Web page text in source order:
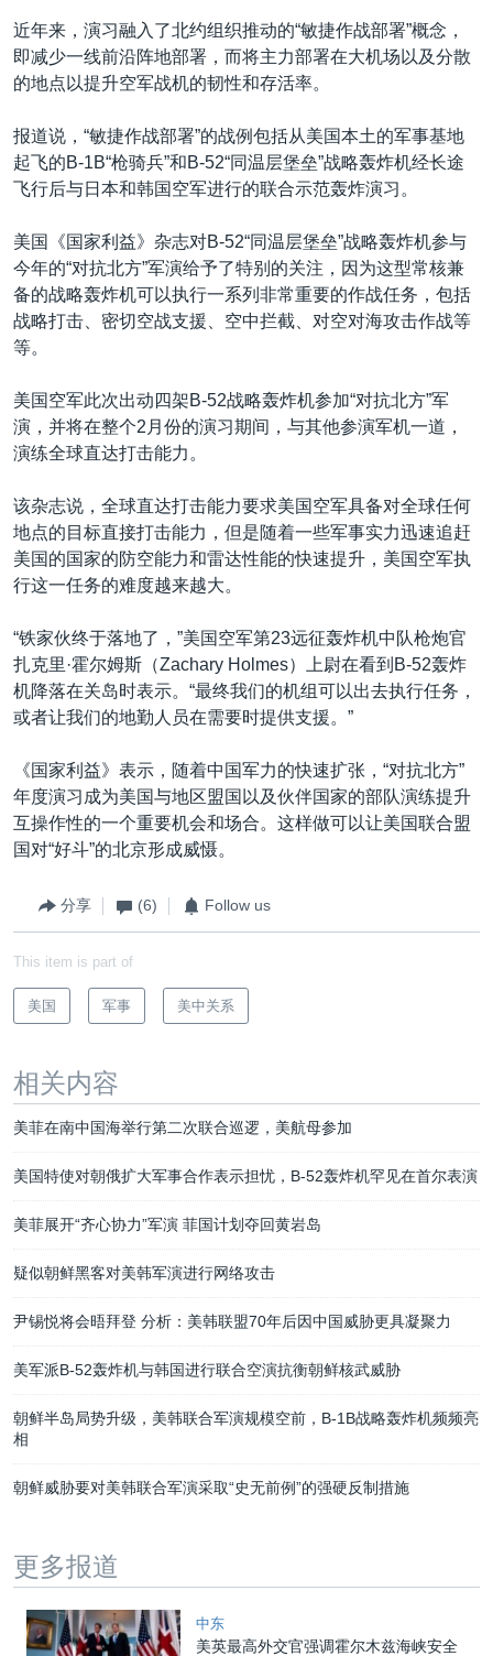
近年来，演习融入了北约组织推动的“敏捷作战部署”概念，
即减少一线前沿阵地部署，而将主力部署在大机场以及分散
的地点以提升空军战机的韧性和存活率。
报道说，“敏捷作战部署”的战例包括从美国本土的军事基地
起飞的B-1B“枪骑兵”和B-52“同温层堡垒”战略轰炸机经长途
飞行后与日本和韩国空军进行的联合示范轰炸演习。
美国《国家利益》杂志对B-52“同温层堡垒”战略轰炸机参与
今年的“对抗北方”军演给予了特别的关注，因为这型常核兼
备的战略轰炸机可以执行一系列非常重要的作战任务，包括
战略打击、密切空战支援、空中拦截、对空对海攻击作战等
等。
美国空军此次出动四架B-52战略轰炸机参加“对抗北方”军
演，并将在整个2月份的演习期间，与其他参演军机一道，
演练全球直达打击能力。
该杂志说，全球直达打击能力要求美国空军具备对全球任何
地点的目标直接打击能力，但是随着一些军事实力迅速追赶
美国的国家的防空能力和雷达性能的快速提升，美国空军执
行这一任务的难度越来越大。
“铁家伙终于落地了，”美国空军第23远征轰炸机中队枪炮官
扎克里·霍尔姆斯（Zachary Holmes）上尉在看到B-52轰炸
机降落在关岛时表示。“最终我们的机组可以出去执行任务，
或者让我们的地勤人员在需要时提供支援。”
《国家利益》表示，随着中国军力的快速扩张，“对抗北方”
年度演习成为美国与地区盟国以及伙伴国家的部队演练提升
互操作性的一个重要机会和场合。这样做可以让美国联合盟
国对“好斗”的北京形成威慑。
分享 (6) Follow us
This item is part of
美国 军事 美中关系
相关内容
美菲在南中国海举行第二次联合巡逻，美航母参加
美国特使对朝俄扩大军事合作表示担忧，B-52轰炸机罕见在首尔表演
美菲展开“齐心协力”军演 菲国计划夺回黄岩岛
疑似朝鲜黑客对美韩军演进行网络攻击
尹锡悦将会晤拜登 分析：美韩联盟70年后因中国威胁更具凝聚力
美军派B-52轰炸机与韩国进行联合空演抗衡朝鲜核武威胁
朝鲜半岛局势升级，美韩联合军演规模空前，B-1B战略轰炸机频频亮
相
朝鲜威胁要对美韩联合军演采取“史无前例”的强硬反制措施
更多报道
中东
美英最高外交官强调霍尔木兹海峡安全